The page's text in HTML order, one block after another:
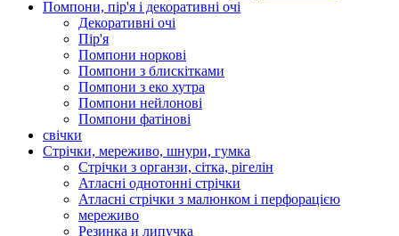
Помпони, пір'я і декоративні очі
Декоративні очі
Пір'я
Помпони норкові
Помпони з блискітками
Помпони з еко хутра
Помпони нейлонові
Помпони фатінові
свічки
Стрічки, мереживо, шнури, гумка
Стрічки з органзи, сітка, рігелін
Атласні однотонні стрічки
Атласні стрічки з малюнком і перфорацією
мереживо
Резинка и липучка